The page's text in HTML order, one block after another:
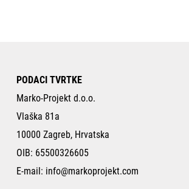
PODACI TVRTKE
Marko-Projekt d.o.o.
Vlaška 81a
10000 Zagreb, Hrvatska
OIB: 65500326605
E-mail: info@markoprojekt.com